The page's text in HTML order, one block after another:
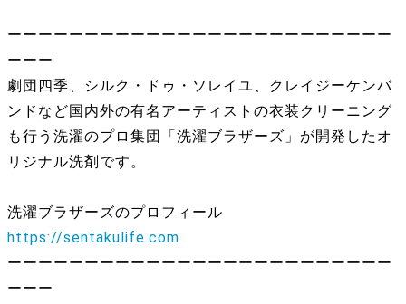
ーーーーーーーーーーーーーーーーーーーーーーーーー
ーーー
劇団四季、シルク・ドゥ・ソレイユ、クレイジーケンバ
ンドなど国内外の有名アーティストの衣装クリーニング
も行う洗濯のプロ集団「洗濯ブラザーズ」が開発したオ
リジナル洗剤です。
洗濯ブラザーズのプロフィール
https://sentakulife.com
ーーーーーーーーーーーーーーーーーーーーーーーーー
ーーー